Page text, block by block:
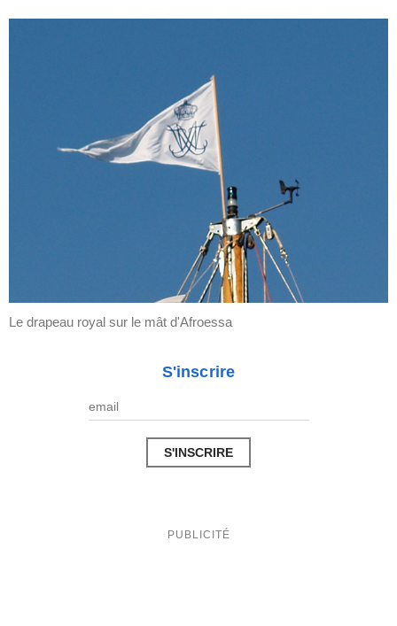
Le drapeau royal sur le mât d'Afroessa
S'inscrire